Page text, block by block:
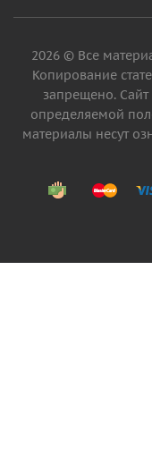
2026 © Все
Копирование
запрещено.
определяемой
материалы несут